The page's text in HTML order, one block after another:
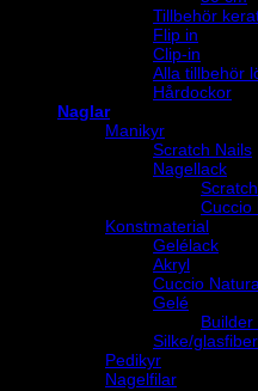
Tillbehör
Flip in
Clip-in
Alla tillbehör
Hårdockor
Naglar
Manikyr
Scratch Nails
Nagellack
Cuccio
Konstmaterial
Gelélack
Akryl
Cuccio
Gelé
Silke/glasfiber
Pedikyr
Nagelfilar